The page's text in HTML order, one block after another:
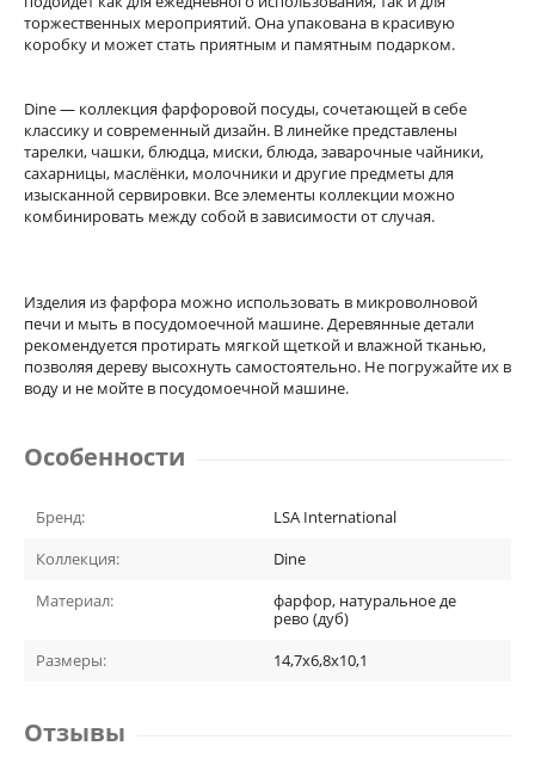
торжественных мероприятий. Она упакована в красивую
коробку и может стать приятным и памятным подарком.
Dine — коллекция фарфоровой посуды, сочетающей в себе
классику и современный дизайн. В линейке представлены
тарелки, чашки, блюдца, миски, блюда, заварочные чайники,
сахарницы, маслёнки, молочники и другие предметы для
изысканной сервировки. Все элементы коллекции можно
комбинировать между собой в зависимости от случая.
Изделия из фарфора можно использовать в микроволновой
печи и мыть в посудомоечной машине. Деревянные детали
рекомендуется протирать мягкой щеткой и влажной тканью,
позволяя дереву высохнуть самостоятельно. Не погружайте их в
воду и не мойте в посудомоечной машине.
Особенности
Бренд:
LSA International
Коллекция:
Dine
Материал:
фарфор, натуральное де
рево (дуб)
Размеры:
14,7x6,8x10,1
Отзывы